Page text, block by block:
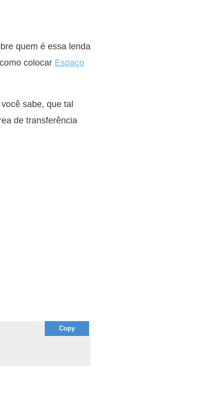
quem é essa lenda
colocar Espaço
sabe, que tal
de transferência
Copy